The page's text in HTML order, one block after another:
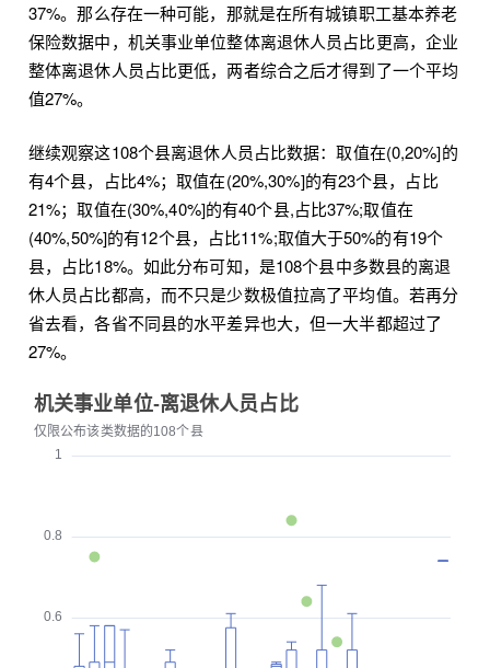
37%。那么存在一种可能，那就是在所有城镇职工基本养老
保险数据中，机关事业单位整体离退休人员占比更高，企业
整体离退休人员占比更低，两者综合之后才得到了一个平均
值27%。
继续观察这108个县离退休人员占比数据：取值在(0,20%]的
有4个县，占比4%；取值在(20%,30%]的有23个县，占比
21%；取值在(30%,40%]的有40个县,占比37%;取值在
(40%,50%]的有12个县，占比11%;取值大于50%的有19个
县，占比18%。如此分布可知，是108个县中多数县的离退
休人员占比都高，而不只是少数极值拉高了平均值。若再分
省去看，各省不同县的水平差异也大，但一大半都超过了
27%。